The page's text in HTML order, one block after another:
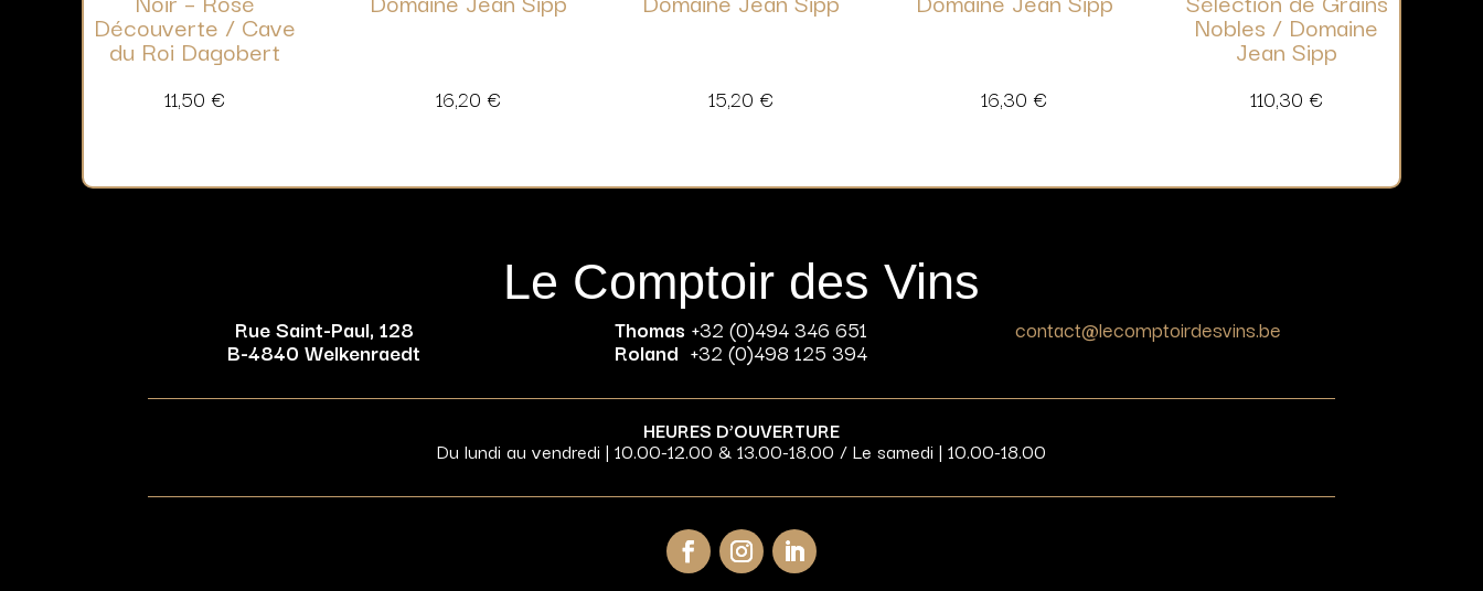
Découverte / Cave
du Roi Dagobert
11,50 € 16,20 € 15,20 € 16,30 €
Nobles / Domaine
Jean Sipp
110,30 €
Le Comptoir des Vins
Rue Saint-Paul, 128
B-4840 Welkenraedt
Thomas +32 (0)494 346 651
Roland +32 (0)498 125 394
contact@lecomptoirdesvins.be
HEURES D’OUVERTURE
Du lundi au vendredi | 10.00-12.00 & 13.00-18.00 / Le samedi | 10.00-18.00